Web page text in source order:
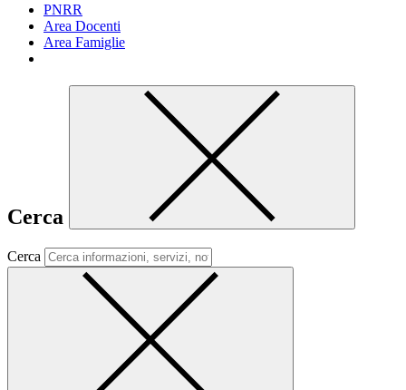
PNRR
Area Docenti
Area Famiglie
Cerca
Cerca